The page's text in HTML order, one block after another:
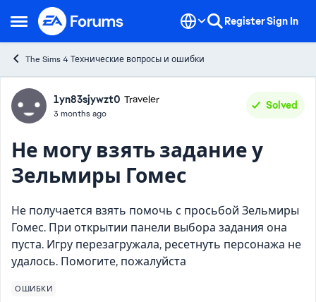
Open Side Menu
Skip to content RegisterSign In
The Sims 4 Технические вопросы и ошибки
Forum Discussion
1yn83sjywzt0 Traveler
3 months ago
Solved
Не могу взять задание у
Зельмиры Гомес
Не получается взять помочь с просьбой Зельмиры
Гомес. При открытии панели выбора задания она
пуста. Игру перезагружала, ресетнуть персонажа не
удалось. Помогите, пожалуйста
ОШИБКИ